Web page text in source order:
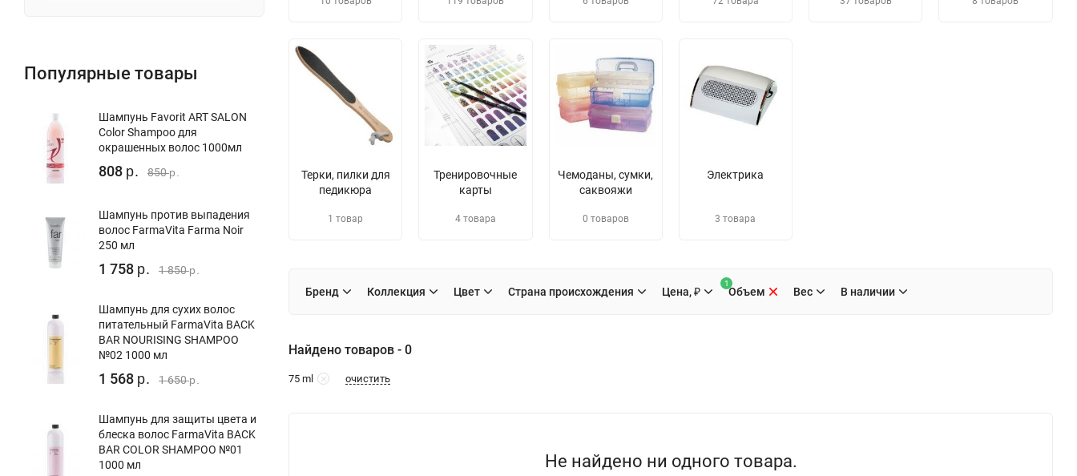
Популярные товары
Шампунь Favorit ART SALON
Color Shampoo для
окрашенных волос 1000мл
808 р. 850р.
Шампунь против выпадения
волос FarmaVita Farma Noir
250 мл
1 758 р. 1 850р.
Шампунь для сухих волос
питательный FarmaVita BACK
BAR NOURISING SHAMPOO
№02 1000 мл
1 568 р. 1 650р.
Шампунь для защиты цвета и
блеска волос FarmaVita BACK
BAR COLOR SHAMPOO №01
1000 мл
Терки, пилки для
педикюра
1 товар
Тренировочные
карты
4 товара
Чемоданы, сумки,
саквояжи
0 товаров
Электрика
3 товара
Бренд Коллекция Цвет Страна происхождения Цена, ₽ Объем
1
Вес В наличии
Найдено товаров - 0
75 ml очистить
Не найдено ни одного товара.